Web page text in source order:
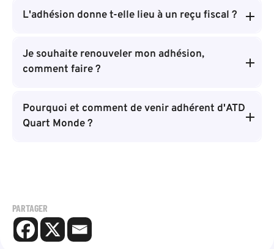
L'adhésion donne t-elle lieu à un reçu fiscal ?
Je souhaite renouveler mon adhésion,
comment faire ?
Pourquoi et comment de venir adhérent d'ATD
Quart Monde ?
PARTAGER